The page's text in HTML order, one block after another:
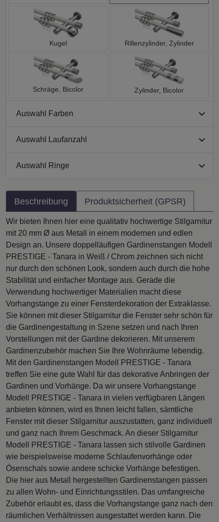
Kugel Rillenzylinder, Zylinder
Schräge, Bicolor Zylinder, Bicolor
Auswahl Farben
Auswahl Laufanzahl
Auswahl Ringe
Beschreibung Produktsicherheit (GPSR)
Wir bieten Ihnen hier eine qualitativ hochwertige Stilgarnitur
mit 20 mm Ø aus Metall in einem modernen und edlen
Design an. Unsere doppelläufigen Gardinenstangen Modell
PRESTIGE - Tanara in Weiß / Chrom zeichnen sich nicht
nur durch den schönen Look, sondern auch durch die hohe
Stabilität und einfacher Montage aus. Gerade die
Verwendung hochwertiger Materialien macht diese
Vorhangstange zu einer Fensterdekoration der Extraklasse.
Sie können mit dieser Stilgarnitur die Fenster sehr schön für
die Gardinengestaltung in Szene setzen und nach Ihren
Vorstellungen mit der Gardine dekorieren. Mit unserem
Gardinenzubehör machen Sie Ihre Wohnräume lebendig.
Mit den Gardinenstangen Modell PRESTIGE - Tanara
treffen Sie eine gute Wahl für das dekorative Anbringen der
Gardinen und Vorhänge. Da wir unsere Vorhangstange
Modell PRESTIGE - Tanara in vielen verfügbaren Längen
anbieten können, wird es Ihnen leicht fallen, sämtliche
Fenster mit dieser Stilgarnitur auszustatten, ganz individuell
und ganz nach Ihrem Geschmack. An dieser Stilgarnitur
Modell PRESTIGE - Tanara lassen sich stilvolle Gardinen
wie beispielsweise moderne Schlaufenvorhänge oder
Ösenschals sowie andere schicke Vorhänge befestigen.
Die hier aus Metall hergestellten Gardinenstangen passen
zu allen Wohn- und Einrichtungsstilen. Das umfangreiche
Zubehör erlaubt es, dass die Vorhangstange ganz nach den
räumlichen Verhältnissen ausgestattet werden kann. Die